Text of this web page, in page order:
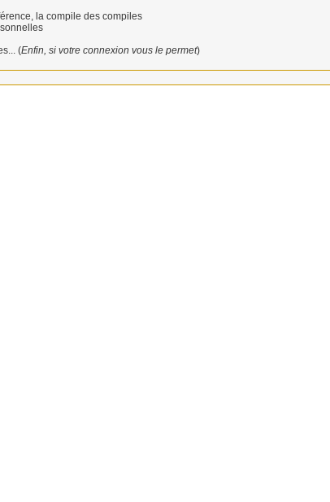
la compile des compiles
(Enfin, si votre connexion vous le permet)